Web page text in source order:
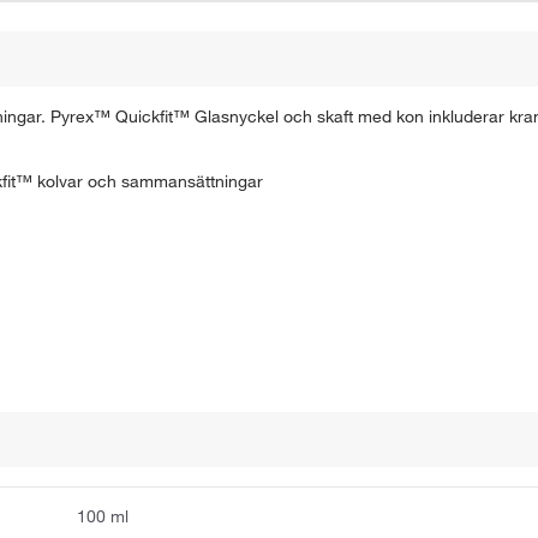
Pyrex™ Quickfit™ Glasnyckel och skaft med kon inkluderar
kolvar och sammansättningar
100 ml